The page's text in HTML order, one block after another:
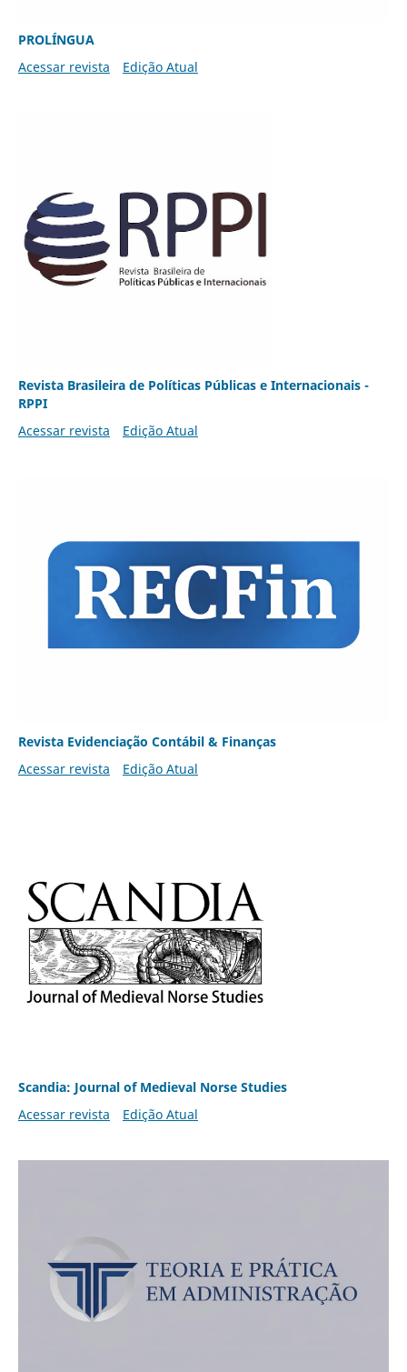
PROLÍNGUA
Acessar revista
Edição Atual
Revista Brasileira de Políticas Públicas e Internacionais -
RPPI
Acessar revista
Edição Atual
Revista Evidenciação Contábil & Finanças
Acessar revista
Edição Atual
Scandia: Journal of Medieval Norse Studies
Acessar revista
Edição Atual